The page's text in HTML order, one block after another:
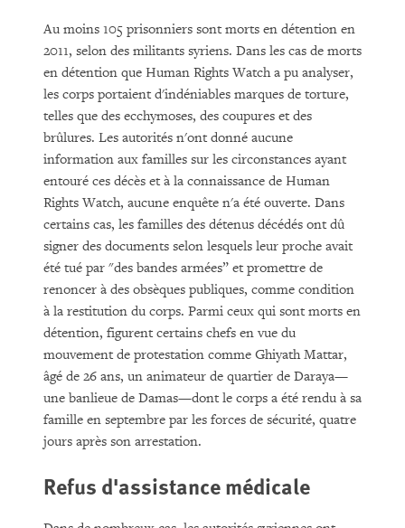
Au moins 105 prisonniers sont morts en détention en
2011, selon des militants syriens. Dans les cas de morts
en détention que Human Rights Watch a pu analyser,
les corps portaient d'indéniables marques de torture,
telles que des ecchymoses, des coupures et des
brûlures. Les autorités n'ont donné aucune
information aux familles sur les circonstances ayant
entouré ces décès et à la connaissance de Human
Rights Watch, aucune enquête n'a été ouverte. Dans
certains cas, les familles des détenus décédés ont dû
signer des documents selon lesquels leur proche avait
été tué par "des bandes armées” et promettre de
renoncer à des obsèques publiques, comme condition
à la restitution du corps. Parmi ceux qui sont morts en
détention, figurent certains chefs en vue du
mouvement de protestation comme Ghiyath Mattar,
âgé de 26 ans, un animateur de quartier de Daraya—
une banlieue de Damas—dont le corps a été rendu à sa
famille en septembre par les forces de sécurité, quatre
jours après son arrestation.
Refus d'assistance médicale